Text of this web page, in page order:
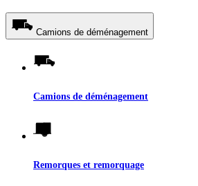
Camions de déménagement
Camions de déménagement
Remorques et remorquage